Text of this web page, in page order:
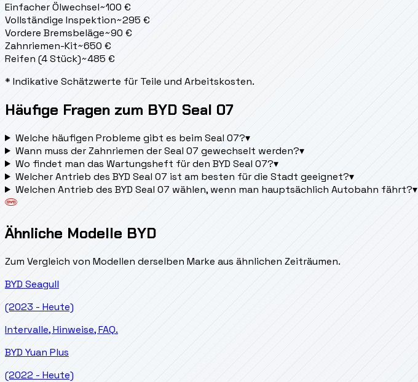
Einfacher Ölwechsel~100 €
Vollständige Inspektion~295 €
Vordere Bremsbeläge~90 €
Zahnriemen-Kit~650 €
Reifen (4 Stück)~485 €
* Indikative Schätzwerte für Teile und Arbeitskosten.
Häufige Fragen zum BYD Seal 07
Welche häufigen Probleme gibt es beim Seal 07?▾
Wann muss der Zahnriemen der Seal 07 gewechselt werden?▾
Wo findet man das Wartungsheft für den BYD Seal 07?▾
Welcher Antrieb des BYD Seal 07 ist am besten für die Stadt geeignet?▾
Welchen Antrieb des BYD Seal 07 wählen, wenn man hauptsächlich Autobahn fährt?▾
Ähnliche Modelle BYD
Zum Vergleich von Modellen derselben Marke aus ähnlichen Zeiträumen.
BYD Seagull
(2023 - Heute)
Intervalle, Hinweise, FAQ.
BYD Yuan Plus
(2022 - Heute)